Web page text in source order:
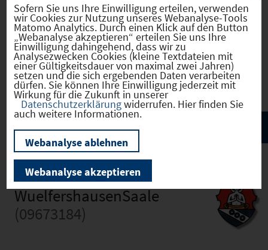
Verkehrsinfrastruktur
Kommunale Infrastruktur
WuelfershausenSaale
(09673184)
Sofern Sie uns Ihre Einwilligung erteilen, verwenden
wir Cookies zur Nutzung unseres Webanalyse-Tools
Matomo Analytics. Durch einen Klick auf den Button
„Webanalyse akzeptieren“ erteilen Sie uns Ihre
Einwilligung dahingehend, dass wir zu
Analysezwecken Cookies (kleine Textdateien mit
einer Gültigkeitsdauer von maximal zwei Jahren)
setzen und die sich ergebenden Daten verarbeiten
dürfen. Sie können Ihre Einwilligung jederzeit mit
Wirkung für die Zukunft in unserer
Datenschutzerklärungwiderrufen. Hier finden Sie
auch weitere Informationen.
Webanalyse ablehnen
Webanalyse akzeptieren